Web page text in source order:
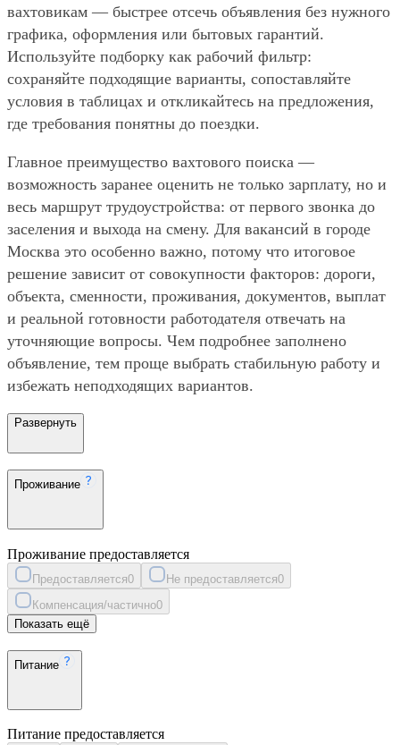
вахтовикам — быстрее отсечь объявления без нужного
графика, оформления или бытовых гарантий.
Используйте подборку как рабочий фильтр:
сохраняйте подходящие варианты, сопоставляйте
условия в таблицах и откликайтесь на предложения,
где требования понятны до поездки.
Главное преимущество вахтового поиска —
возможность заранее оценить не только зарплату, но и
весь маршрут трудоустройства: от первого звонка до
заселения и выхода на смену. Для вакансий в городе
Москва это особенно важно, потому что итоговое
решение зависит от совокупности факторов: дороги,
объекта, сменности, проживания, документов, выплат
и реальной готовности работодателя отвечать на
уточняющие вопросы. Чем подробнее заполнено
объявление, тем проще выбрать стабильную работу и
избежать неподходящих вариантов.
Развернуть
Проживание
Проживание предоставляется
Предоставляется0 Не предоставляется0
Компенсация/частично0
Показать ещё
Питание
Питание предоставляется